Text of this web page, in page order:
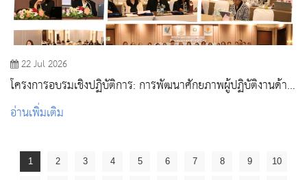
22 Jul 2026
โครงการอบรมเชิงปฏิบัติการ: การพัฒนาศักยภาพผู้ปฏิบัติงานด้าน
วัคซีนและภูมิคุ้มกันโรค
อ่านเพิ่มเติม
1 2 3 4 5 6 7 8 9 10